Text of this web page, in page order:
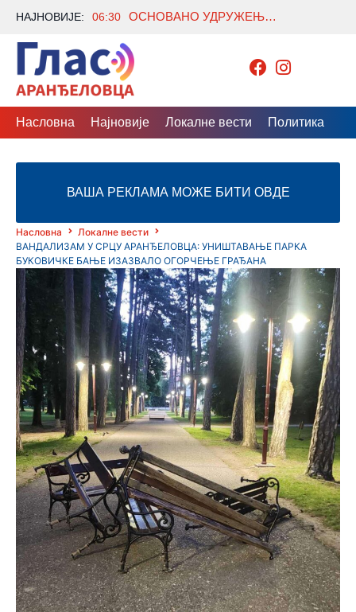
НАЈНОВИЈЕ: 06:30 ОСНОВАНО УДРУЖЕЊЕ „ДЕСТИЛАТИ ЗА ДЕСТИЛЕРИЈЕ“: УДРУЖИЛА СЕ 43 ВОЋАРА ИЗ ШУМАДИЈЕ
Насловна Најновије Локалне вести Политика
ВАША РЕКЛАМА МОЖЕ БИТИ ОВДЕ
Насловна
Локалне вести
ВАНДАЛИЗАМ У СРЦУ АРАНЂЕЛОВЦА: УНИШТАВАЊЕ ПАРКА
БУКОВИЧКЕ БАЊЕ ИЗАЗВАЛО ОГОРЧЕЊЕ ГРАЂАНА